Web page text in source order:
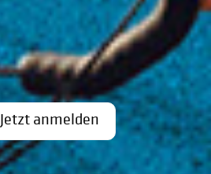
Jetzt anmelden